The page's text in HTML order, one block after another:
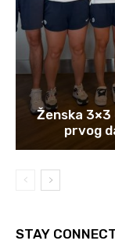
Ženska 3×3
prvog
STAY